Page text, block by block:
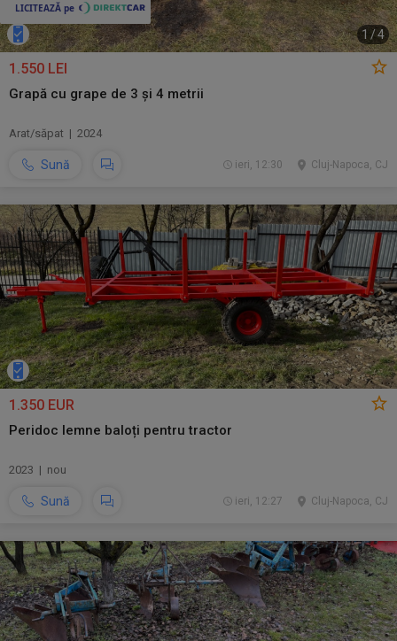
1 /4
1.550 LEI
Grapă cu grape de 3 și 4 metrii
Arat/săpat | 2024
Sună Cluj-Napoca, CJ
ieri, 12:30
1.350 EUR
Peridoc lemne baloți pentru tractor
2023 | nou
Sună Cluj-Napoca, CJ
ieri, 12:27